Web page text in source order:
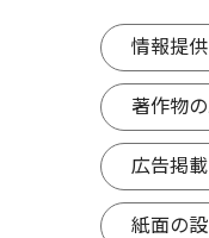
情報提
著作物
広告掲
紙面の